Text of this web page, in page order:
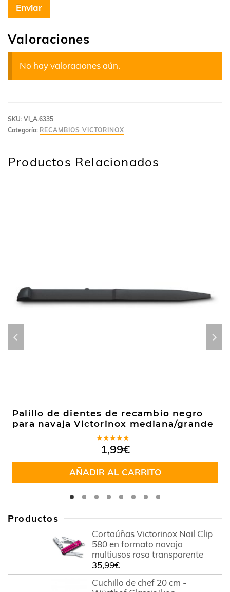
Valoraciones
No hay valoraciones aún.
SKU: VI_A.6335
Categoría: RECAMBIOS VICTORINOX
Productos Relacionados
Palillo de dientes de recambio negro
para navaja Victorinox mediana/grande
Valorado
en5.00de
5
1,99€
AÑADIR AL CARRITO
Productos
Cortaúñas Victorinox Nail Clip
580 en formato navaja
multiusos rosa transparente
35,99€
Cuchillo de chef 20 cm -